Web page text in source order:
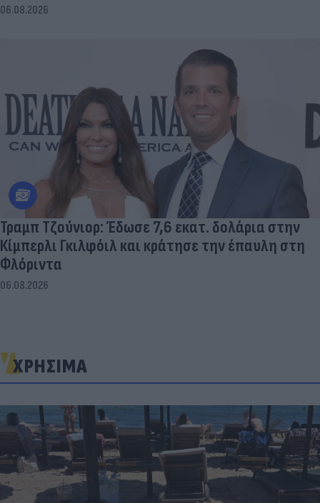
06.08.2026
Τραμπ Τζούνιορ: Έδωσε 7,6 εκατ. δολάρια στην
Κίμπερλι Γκιλφόιλ και κράτησε την έπαυλη στη
Φλόριντα
06.08.2026
ΧΡΗΣΙΜΑ